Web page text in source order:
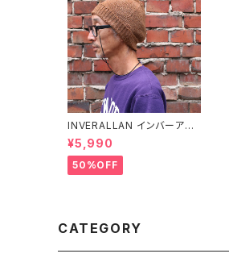
INVERALLAN インバーアラ
ン 100%ピュアウール ニット
キャップ 全8色
¥5,990
50%OFF
CATEGORY